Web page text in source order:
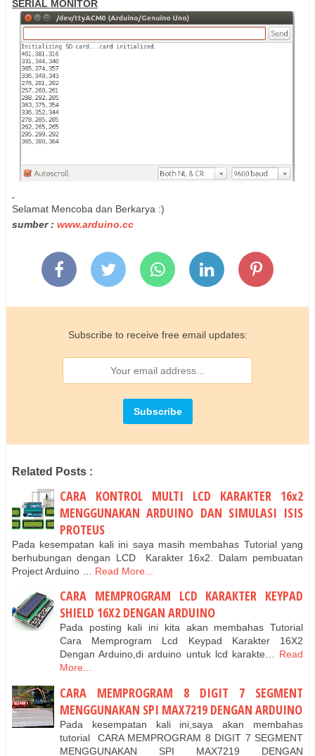
SERIAL MONITOR
Selamat Mencoba dan Berkarya :)
sumber : www.arduino.cc
Subscribe to receive free email updates:
Related Posts :
CARA KONTROL MULTI LCD KARAKTER 16x2
MENGGUNAKAN ARDUINO DAN SIMULASI ISIS
PROTEUS
Pada kesempatan kali ini saya masih membahas Tutorial yang
berhubungan dengan LCD Karakter 16x2. Dalam pembuatan
Project Arduino …
Read More...
CARA MEMPROGRAM LCD KARAKTER KEYPAD
SHIELD 16X2 DENGAN ARDUINO
Pada posting kali ini kita akan membahas Tutorial
Cara Memprogram Lcd Keypad Karakter 16X2
Dengan Arduino,di arduino untuk lcd karakte… Read
More...
CARA MEMPROGRAM 8 DIGIT 7 SEGMENT
MENGGUNAKAN SPI MAX7219 DENGAN ARDUINO
Pada kesempatan kali ini,saya akan membahas
tutorial CARA MEMPROGRAM 8 DIGIT 7 SEGMENT
MENGGUNAKAN SPI MAX7219 DENGAN